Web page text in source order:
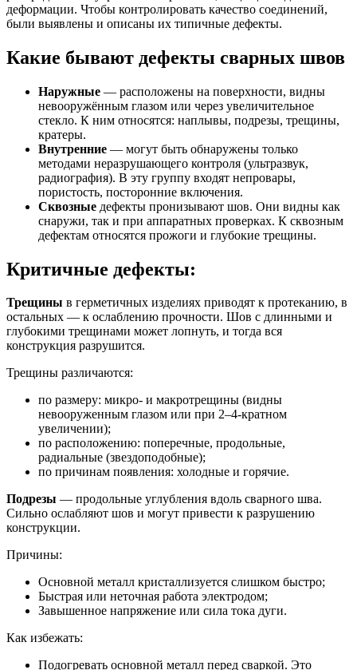
деформации. Чтобы контролировать качество соединений,
были выявлены и описаны их типичные дефекты.
Какие бывают дефекты сварных швов
Наружные — расположены на поверхности, видны
невооружённым глазом или через увеличительное
стекло. К ним относятся: наплывы, подрезы, трещины,
кратеры.
Внутренние — могут быть обнаружены только
методами неразрушающего контроля (ультразвук,
радиография). В эту группу входят непровары,
пористость, посторонние включения.
Сквозные дефекты пронизывают шов. Они видны как
снаружи, так и при аппаратных проверках. К сквозным
дефектам относятся прожоги и глубокие трещины.
Критичные дефекты:
Трещины в герметичных изделиях приводят к протеканию, в
остальных — к ослаблению прочности. Шов с длинными и
глубокими трещинами может лопнуть, и тогда вся
конструкция разрушится.
Трещины различаются:
по размеру: микро- и макротрещины (видны
невооруженным глазом или при 2–4-кратном
увеличении);
по расположению: поперечные, продольные,
радиальные (звездоподобные);
по причинам появления: холодные и горячие.
Подрезы — продольные углубления вдоль сварного шва.
Сильно ослабляют шов и могут привести к разрушению
конструкции.
Причины:
Основной металл кристаллизуется слишком быстро;
Быстрая или неточная работа электродом;
Завышенное напряжение или сила тока дуги.
Как избежать:
Подогревать основной металл перед сваркой. Это